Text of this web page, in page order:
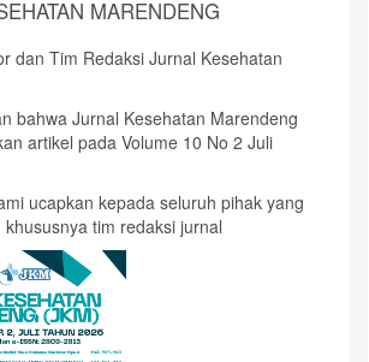
MARENDENG
dan Tim Redaksi Jurnal Kesehatan
bahwa Jurnal Kesehatan Marendeng
artikel pada Volume 10 No 2 Juli
ucapkan kepada seluruh pihak yang
tim redaksi jurnal